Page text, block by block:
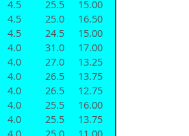
4.5 25.5
15.00
4.5 25.0
16.50
4.5 24.5
15.00
4.0 31.0
17.00
4.0 27.0
13.25
4.0 26.5
13.75
4.0 26.5
12.75
4.0 25.5
16.00
4.0 25.5
13.75